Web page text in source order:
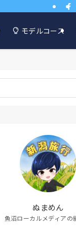
モデルコース
ぬまめん
魚沼ローカルメディアの